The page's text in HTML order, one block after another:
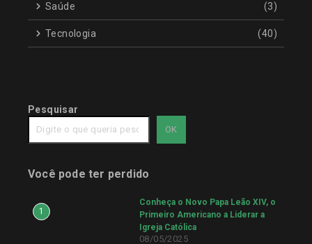
Saúde (3)
Tecnologia (40)
Pesquisar
OK
Você pode ter perdido
1
Conheça o Novo Papa Leão XIV, o
Primeiro Americano a Liderar a
Igreja Católica
08/05/2025